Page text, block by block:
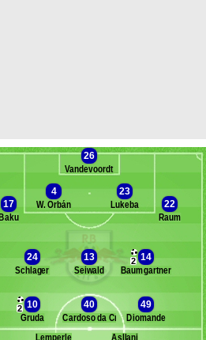
Banc des remplaçants RB Leipzig
26
Vandevoordt
4
W. Orbán
23
Lukeba
17
Baku
22
Raum
24
Schlager
13
Seiwald
2 14
Baumgartner
2 10
Gruda
40
Cardoso da Cruz
49
Diomande
Asllani
Lemperle